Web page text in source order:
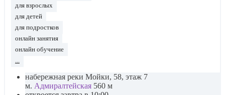
для взрослых
для детей
для подростков
онлайн занятия
онлайн обучение
набережная реки Мойки, 58, этаж 7
м. Адмиралтейская 560 м